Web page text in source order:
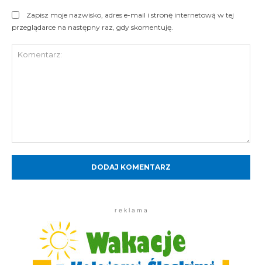
Zapisz moje nazwisko, adres e-mail i stronę internetową w tej
przeglądarce na następny raz, gdy skomentuję.
r e k l a m a